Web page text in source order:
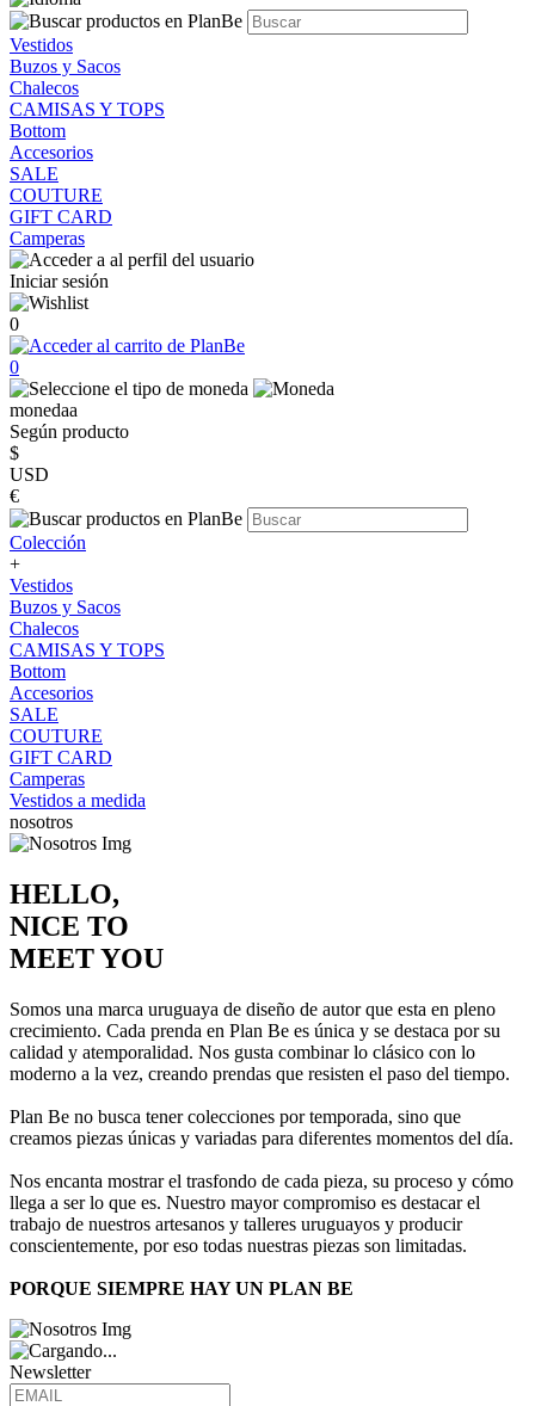
Vestidos
Buzos y Sacos
Chalecos
CAMISAS Y TOPS
Bottom
Accesorios
SALE
COUTURE
GIFT CARD
Camperas
Iniciar sesión
0
0
monedaa
Según producto
$
USD
€
Colección
+
Vestidos
Buzos y Sacos
Chalecos
CAMISAS Y TOPS
Bottom
Accesorios
SALE
COUTURE
GIFT CARD
Camperas
Vestidos a medida
nosotros
HELLO,
NICE TO
MEET YOU
Somos una marca uruguaya de diseño de autor que esta en pleno
crecimiento. Cada prenda en Plan Be es única y se destaca por su
calidad y atemporalidad. Nos gusta combinar lo clásico con lo
moderno a la vez, creando prendas que resisten el paso del tiempo.
Plan Be no busca tener colecciones por temporada, sino que
creamos piezas únicas y variadas para diferentes momentos del día.
Nos encanta mostrar el trasfondo de cada pieza, su proceso y cómo
llega a ser lo que es. Nuestro mayor compromiso es destacar el
trabajo de nuestros artesanos y talleres uruguayos y producir
conscientemente, por eso todas nuestras piezas son limitadas.
PORQUE SIEMPRE HAY UN PLAN BE
Newsletter